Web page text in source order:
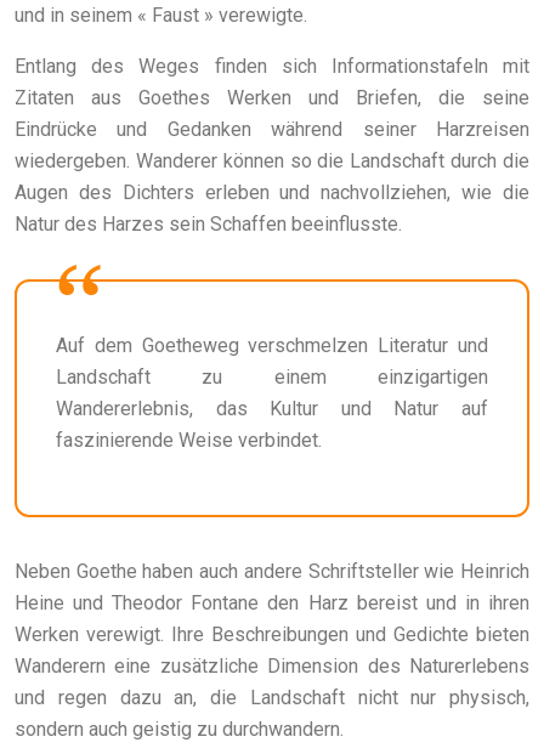
und in seinem « Faust » verewigte.
Entlang des Weges finden sich Informationstafeln mit
Zitaten aus Goethes Werken und Briefen, die seine
Eindrücke und Gedanken während seiner Harzreisen
wiedergeben. Wanderer können so die Landschaft durch die
Augen des Dichters erleben und nachvollziehen, wie die
Natur des Harzes sein Schaffen beeinflusste.
Auf dem Goetheweg verschmelzen Literatur und
Landschaft zu einem einzigartigen
Wandererlebnis, das Kultur und Natur auf
faszinierende Weise verbindet.
Neben Goethe haben auch andere Schriftsteller wie Heinrich
Heine und Theodor Fontane den Harz bereist und in ihren
Werken verewigt. Ihre Beschreibungen und Gedichte bieten
Wanderern eine zusätzliche Dimension des Naturerlebens
und regen dazu an, die Landschaft nicht nur physisch,
sondern auch geistig zu durchwandern.